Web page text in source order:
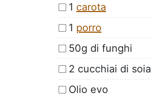
1 carota
1 porro
50g di funghi
2 cucchiai di soia
Olio evo